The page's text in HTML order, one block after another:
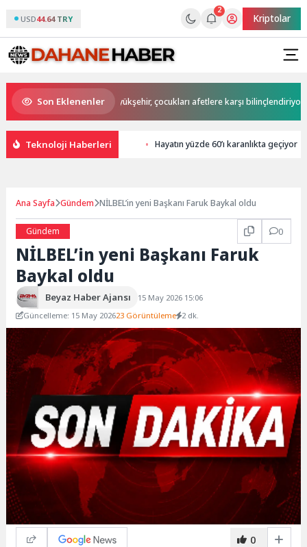
USD44.64 TRY
2
Kriptolar
Son EklenenlerBüyükşehir, çocukları afetlere karşı bilinçlendiriyor
Teknoloji Haberleri Hayatın yüzde 60’ı karanlıkta geçiyor
Ana Sayfa Gündem NİLBEL’in yeni Başkanı Faruk Baykal oldu
Gündem 0
NİLBEL’in yeni Başkanı Faruk
Baykal oldu
Beyaz Haber Ajansı
15 May 2026 15:06
Güncelleme: 15 May 202623 Görüntüleme 2 dk.
0